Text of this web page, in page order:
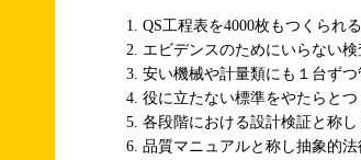
QS工程表を4000枚もつくられ
エビデンスのためにいらない
安い機械や計量類にも１台ず
役に立たない標準をやたらと
各段階における設計検証と称
品質マニュアルと称し抽象的